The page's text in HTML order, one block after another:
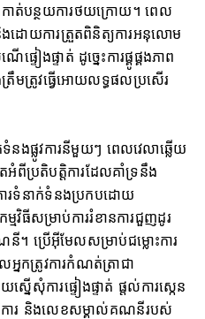
ត់បន្ថយការថយក្រោយ។ ពេល
ងដោយការត្រួតពិនិត្យការអនុលោម
ទៀងផ្ទាត់ ដូច្នេះការផ្គូផ្គងភាព
រឹមត្រូវធ្វើអោយលទ្ធផលប្រសើរ
នងផ្លូវការនីមួយៗ ពេលវេលាឆ្លើយ
ពីប្រតិបត្តិការដែលគាំទ្រនឹង
ារទំនាក់ទំនងប្រកបដោយ
មវិធីសម្រាប់ការរំខានការជួញដូរ
នី។ ប្រើអ៊ីមែលសម្រាប់ជម្លោះការ
នកត្រូវការកំណត់ត្រាជា
សុំការផ្ទៀងផ្ទាត់ ផ្តល់ការស្កេន
ការ និងលេខសម្គាល់គណនីរបស់